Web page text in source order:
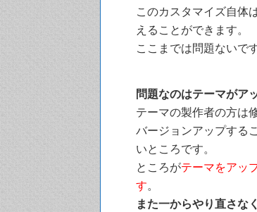
このカスタマイズ自体
えることができます。
ここまでは問題ないです
問題なのはテーマがア
テーマの製作者の方は
バージョンアップする
いところです。
ところがテーマをアッ
す。
また一からやり直さな